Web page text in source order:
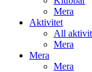
Mera
Aktivitet
All
Mera
Mera
Mera